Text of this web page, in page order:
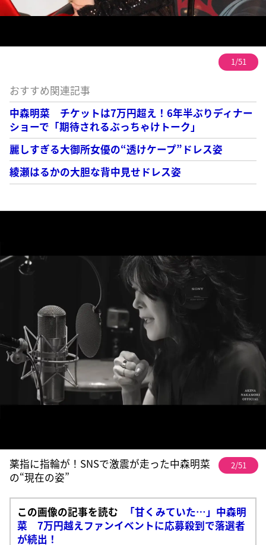
1/51
おすすめ関連記事
中森明菜 チケットは7万円超え！6年半ぶりディナー
ショーで「期待されるぶっちゃけトーク」
麗しすぎる大御所女優の“透けケープ”ドレス姿
綾瀬はるかの大胆な背中見せドレス姿
薬指に指輪が！SNSで激震が走った中森明菜
の“現在の姿”
2/51
この画像の記事を読む
「甘くみていた…」中森明
菜 7万円越えファンイベントに応募殺到で落選者
が続出！